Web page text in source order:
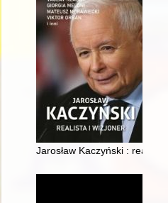
Jarosław Kaczyński : realista